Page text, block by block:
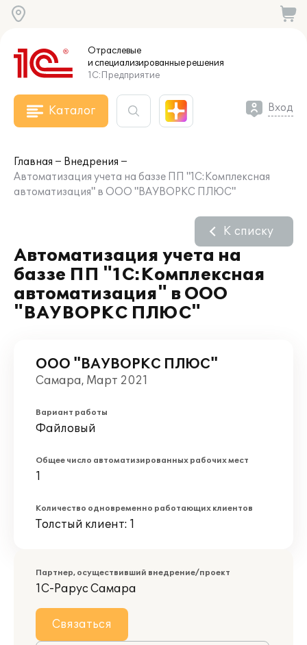
Отраслевые
и специализированныерешения
1С:Предприятие
Каталог Вход
Главная
Внедрения
Автоматизация учета на баззе ПП "1С:Комплексная
автоматизация" в ООО "ВАУВОРКС ПЛЮС"
Автоматизация учета на
баззе ПП "1С:Комплексная
автоматизация" в ООО
"ВАУВОРКС ПЛЮС"
К списку
ООО "ВАУВОРКС ПЛЮС"
Самара, Март 2021
Вариант работы
Файловый
Общее число автоматизированных рабочих мест
1
Количество одновременно работающих клиентов
Толстый клиент: 1
Партнер, осуществивший внедрение/проект
1С-Рарус Самара
Связаться